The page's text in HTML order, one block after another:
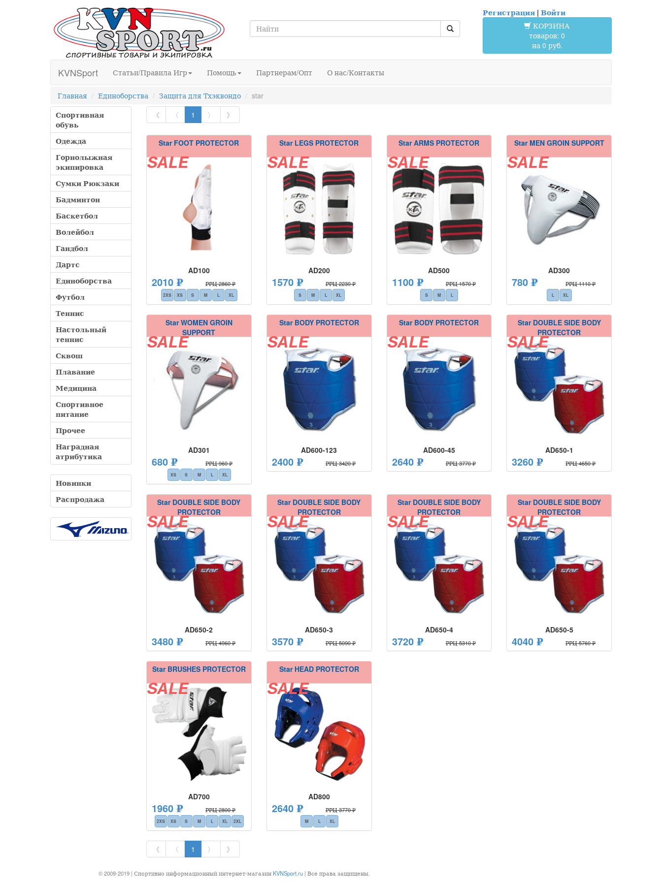
Регистрация| Войти
КОРЗИНА
товаров: 0
на 0 руб.
KVNSport Статьи/Правила Игр Помощь Партнерам/Опт О нас/Контакты
Главная Единоборства Защита для Тхэквондо
star
Спортивная
обувь
Одежда
Горнолыжная
экипировка
Сумки Рюкзаки
Бадминтон
Баскетбол
Волейбол
Гандбол
Дартс
Единоборства
Футбол
Теннис
Настольный
теннис
Сквош
Плавание
Медицина
Спортивное
питание
Прочее
Наградная
атрибутика
Новинки
Распродажа
《 〈 1 〉 》
Star FOOT PROTECTOR
SALE
AD100
2010 ₽ РРЦ 2860 ₽
2XS XS S M L XL
Star LEGS PROTECTOR
SALE
AD200
1570 ₽ РРЦ 2230 ₽
S M L XL
Star ARMS PROTECTOR
SALE
AD500
1100 ₽ РРЦ 1570 ₽
S M L
Star MEN GROIN SUPPORT
SALE
AD300
780 ₽ РРЦ 1110 ₽
L XL
Star WOMEN GROIN
SUPPORT
SALE
AD301
680 ₽ РРЦ 960 ₽
XS S M L XL
Star BODY PROTECTOR
SALE
AD600-123
2400 ₽ РРЦ 3420 ₽
Star BODY PROTECTOR
SALE
AD600-45
2640 ₽ РРЦ 3770 ₽
Star DOUBLE SIDE BODY
PROTECTOR
SALE
AD650-1
3260 ₽ РРЦ 4650 ₽
Star DOUBLE SIDE BODY
PROTECTOR
SALE
AD650-2
3480 ₽ РРЦ 4960 ₽
Star DOUBLE SIDE BODY
PROTECTOR
SALE
AD650-3
3570 ₽ РРЦ 5090 ₽
Star DOUBLE SIDE BODY
PROTECTOR
SALE
AD650-4
3720 ₽ РРЦ 5310 ₽
Star DOUBLE SIDE BODY
PROTECTOR
SALE
AD650-5
4040 ₽ РРЦ 5760 ₽
Star BRUSHES PROTECTOR
SALE
AD700
1960 ₽ РРЦ 2800 ₽
2XS XS S M L XL 2XL
Star HEAD PROTECTOR
SALE
AD800
2640 ₽ РРЦ 3770 ₽
M L XL
《 〈 1 〉 》
© 2009-2019 | Спортивно информационный интернет-магазин KVNSport.ru| Все права защищены.